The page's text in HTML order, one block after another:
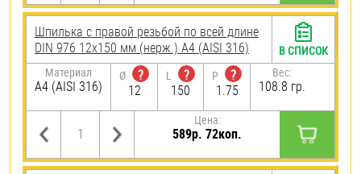
Шпилька с правой резьбой по всей длине
DIN 976 12х150 мм (нерж.) A4 (AISI 316)
Материал
A4 (AISI 316)
Ø
?
12
L
?
150
P
?
1.75
Вес:
108.8 гр.
Цена:
589р. 72коп.
В СПИСОК